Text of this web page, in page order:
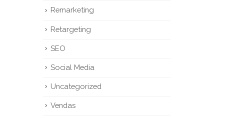
Remarketing
Retargeting
SEO
Social Media
Uncategorized
Vendas